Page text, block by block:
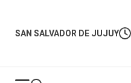
SAN SALVADOR DE JUJUY